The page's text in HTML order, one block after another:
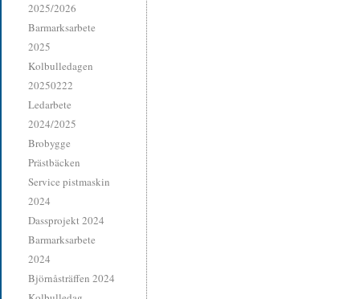
2025/2026
Barmarksarbete
2025
Kolbulledagen
20250222
Ledarbete
2024/2025
Brobygge
Prästbäcken
Service pistmaskin
2024
Dassprojekt 2024
Barmarksarbete
2024
Björnåsträffen 2024